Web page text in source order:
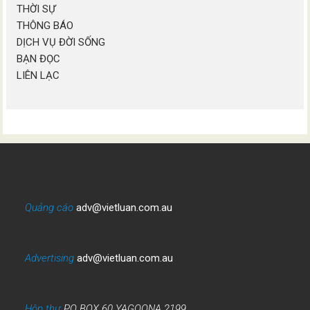
THỜI SỰ
THÔNG BÁO
DỊCH VỤ ĐỜI SỐNG
BẠN ĐỌC
LIÊN LẠC
Quảng cáo adv@vietluan.com.au
Advertising adv@vietluan.com.au